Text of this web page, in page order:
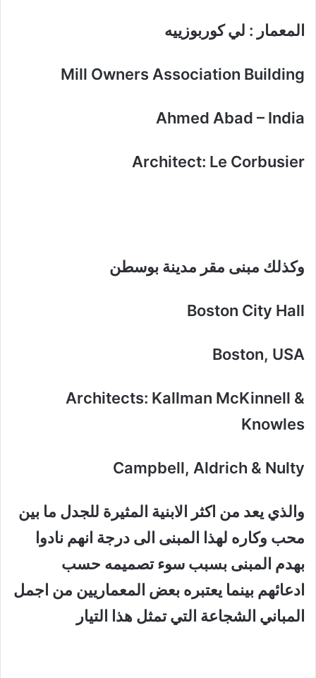
المعمار : لي كوربوزييه
Mill Owners Association Building
Ahmed Abad – India
Architect: Le Corbusier
وكذلك مبنى مقر مدينة بوسطن
Boston City Hall
Boston, USA
Architects: Kallman McKinnell &
Knowles
Campbell, Aldrich & Nulty
والذي يعد من اكثر الابنية المثيرة للجدل ما بين
محب وكاره لهذا المبنى الى درجة انهم نادوا
بهدم المبنى بسبب سوء تصميمه حسب
ادعائهم بينما يعتبره بعض المعماريين من اجمل
المباني الشجاعة التي تمثل هذا التيار